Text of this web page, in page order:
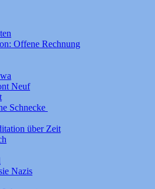
Offene Rechnung
Neuf
Schnecke
über Zeit
Nazis